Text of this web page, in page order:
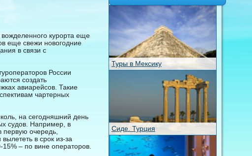
курорта еще
еще свежи новогодние
в связи с
России
создать
авиарейсов. Такие
чартерных
на сегодняшний день
судов. Например, в
первую очередь,
в срок из-за
– по вине операторов.
Туры в Мексику
Сиде. Турция